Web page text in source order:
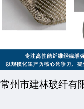
常州市建林玻纤有